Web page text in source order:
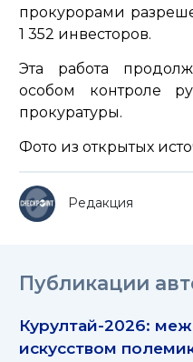
прокурорами
1 352 инвесторов.
Эта работа
особом контроле
прокуратуры.
Фото из открытых
Редакция
Публикации
Курултай-2026:
искусством